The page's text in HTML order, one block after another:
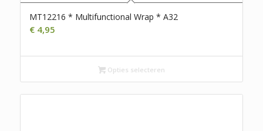
MT12216 * Multifunctional Wrap * A32
€4,95
Opties selecteren